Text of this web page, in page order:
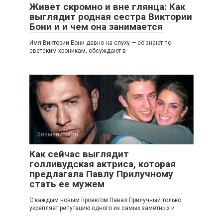
Живет скромно и вне глянца: Как
выглядит родная сестра Виктории
Бони и и чем она занимается
Имя Виктории Бони давно на слуху — её знают по
светским хроникам, обсуждают в
Знаменитости
Как сейчас выглядит
голливудская актриса, которая
предлагала Павлу Прилучному
стать ее мужем
С каждым новым проектом Павел Прилучный только
укрепляет репутацию одного из самых заметных и